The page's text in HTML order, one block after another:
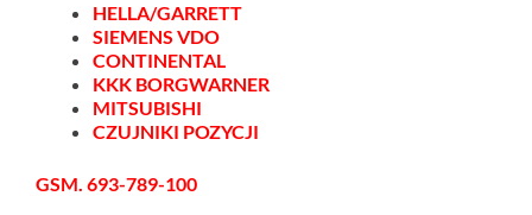
HELLA/GARRETT
SIEMENS VDO
CONTINENTAL
KKK BORGWARNER
MITSUBISHI
CZUJNIKI POZYCJI
GSM. 693-789-100